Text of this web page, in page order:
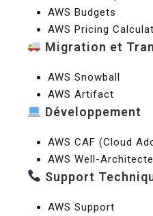
AWS Budgets
AWS Pricing
Migration et
AWS Snowball
AWS Artifact
Développement
AWS CAF (Cloud
AWS Well-
Support
AWS Support